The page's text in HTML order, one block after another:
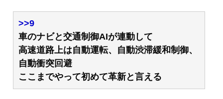
>>9
車のナビと交通制御AIが連動して
高速道路上は自動運転、自動渋滞緩和制御、
自動衝突回避
ここまでやって初めて革新と言える